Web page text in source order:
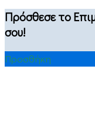
Πρόσθεσε το
σου!
Προσθήκη